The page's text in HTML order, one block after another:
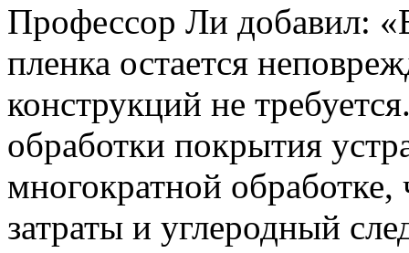
Профессор Ли добавил:
пленка остается
конструкций не
обработки покрытия
многократной
затраты и углеродный